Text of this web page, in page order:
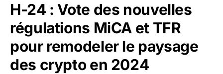
H-24 : Vote des nouvelles
régulations MiCA et TFR
pour remodeler le paysage
des crypto en 2024